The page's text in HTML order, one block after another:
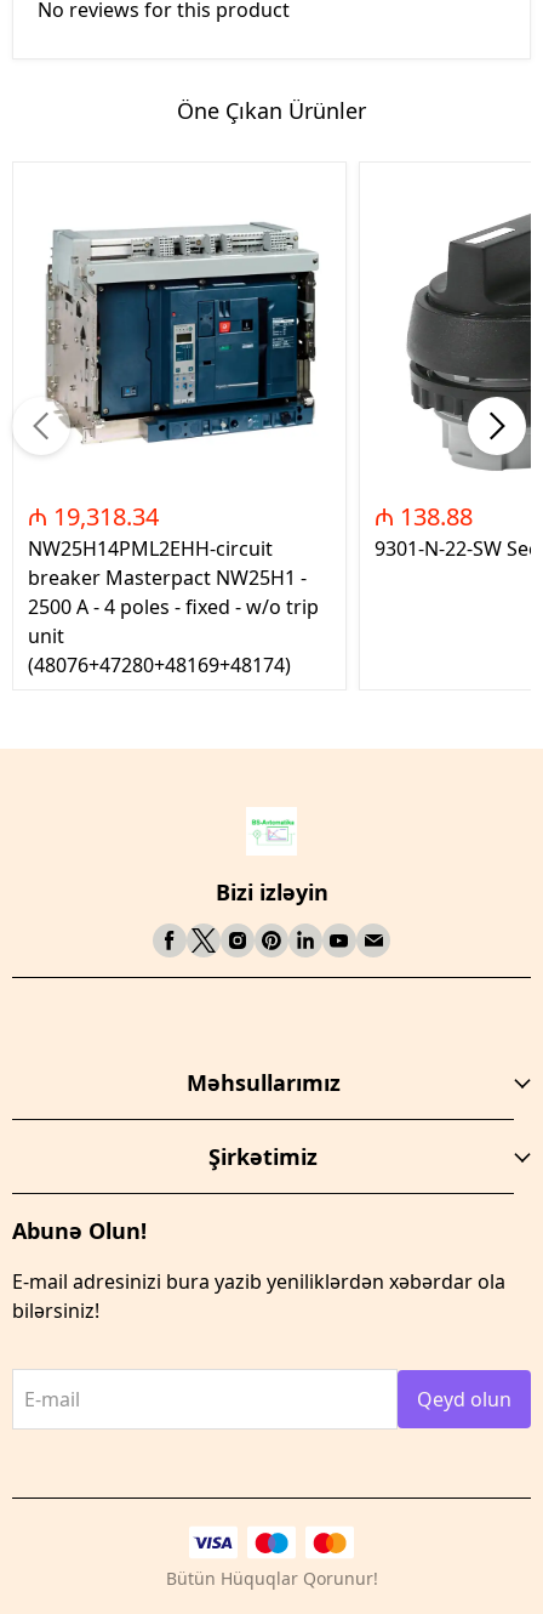
No reviews for this product
Öne Çıkan Ürünler
₼ 19,318.34
NW25H14PML2EHH-circuit
breaker Masterpact NW25H1 -
2500 A - 4 poles - fixed - w/o trip
unit
(48076+47280+48169+48174)
₼ 138.88
9301-N-22-SW
Bizi izləyin
Məhsullarımız
Şirkətimiz
Abunə Olun!
E-mail adresinizi bura yazib yeniliklərdən xəbərdar ola
bilərsiniz!
E-mail Qeyd olun
Bütün Hüquqlar Qorunur!